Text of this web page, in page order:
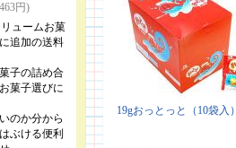
円)
ュームお菓
追加の送料
子の詰め合
菓子選びに
のか分から
ぶける便利